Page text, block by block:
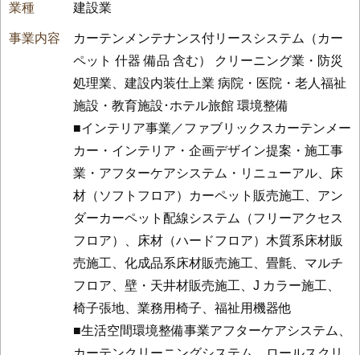
建設業
カーテンメンテナンス付リースシステム（カー
ペット 什器 備品 含む） クリーニング業・防災
処理業、建設内装仕上業 病院・医院・老人福祉
施設・教育施設･ホテル旅館 環境整備
■インテリア事業／ファブリックスカーテンメー
カー・インテリア・企画デザイン提案・施工事
業・アフターケアシステム・リニューアル、床
材（ソフトフロア）カーペット販売施工、アン
ダーカーペット配線システム（フリーアクセス
フロア）、床材（ハードフロア）木質系床材販
売施工、化成品系床材販売施工、畳氈、マルチ
フロア、壁・天井材販売施工、J カラー施工、
椅子張地、業務用椅子、福祉用機器他
■生活空間環境整備事業アフターケアシステム、